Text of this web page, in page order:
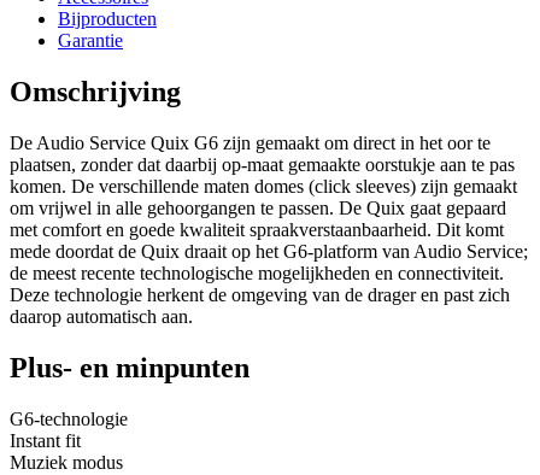
Bijproducten
Garantie
Omschrijving
De Audio Service Quix G6 zijn gemaakt om direct in het oor te
plaatsen, zonder dat daarbij op-maat gemaakte oorstukje aan te pas
komen. De verschillende maten domes (click sleeves) zijn gemaakt
om vrijwel in alle gehoorgangen te passen. De Quix gaat gepaard
met comfort en goede kwaliteit spraakverstaanbaarheid. Dit komt
mede doordat de Quix draait op het G6-platform van Audio Service;
de meest recente technologische mogelijkheden en connectiviteit.
Deze technologie herkent de omgeving van de drager en past zich
daarop automatisch aan.
Plus- en minpunten
G6-technologie
Instant fit
Muziek modus